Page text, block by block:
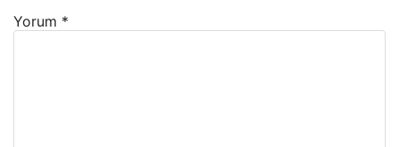
Yorum *